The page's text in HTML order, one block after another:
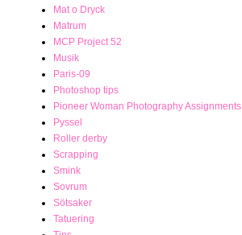
Mat o Dryck
Matrum
MCP Project 52
Musik
Paris-09
Photoshop tips
Pioneer Woman Photography Assignments
Pyssel
Roller derby
Scrapping
Smink
Sovrum
Sötsaker
Tatuering